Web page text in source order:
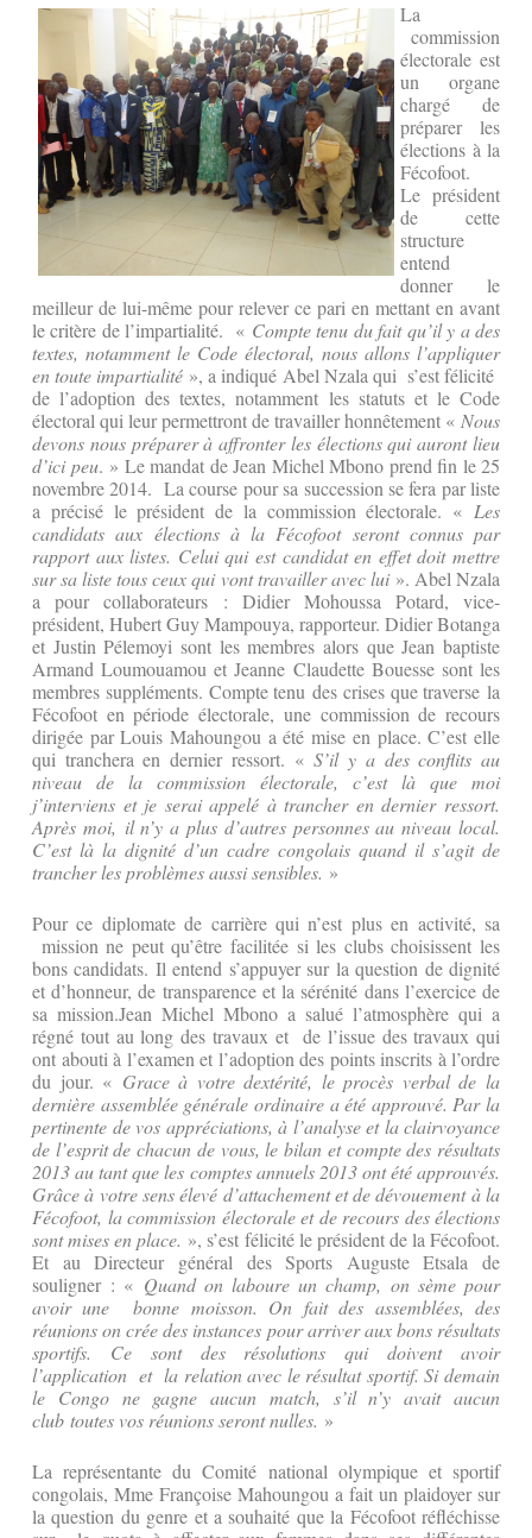
La
commission
électorale est
un organe
chargé de
préparer les
élections à la
Fécofoot.
Le président
de cette
structure
entend
donner le
meilleur de lui-même pour relever ce pari en mettant en avant
le critère de l’impartialité. « Compte tenu du fait qu’il y a des
textes, notamment le Code électoral, nous allons l’appliquer
en toute impartialité », a indiqué Abel Nzala qui s’est félicité
de l’adoption des textes, notamment les statuts et le Code
électoral qui leur permettront de travailler honnêtement « Nous
devons nous préparer à affronter les élections qui auront lieu
d’ici peu. » Le mandat de Jean Michel Mbono prend fin le 25
novembre 2014. La course pour sa succession se fera par liste
a précisé le président de la commission électorale. « Les
candidats aux élections à la Fécofoot seront connus par
rapport aux listes. Celui qui est candidat en effet doit mettre
sur sa liste tous ceux qui vont travailler avec lui ». Abel Nzala
a pour collaborateurs : Didier Mohoussa Potard, vice-
président, Hubert Guy Mampouya, rapporteur. Didier Botanga
et Justin Pélemoyi sont les membres alors que Jean baptiste
Armand Loumouamou et Jeanne Claudette Bouesse sont les
membres suppléments. Compte tenu des crises que traverse la
Fécofoot en période électorale, une commission de recours
dirigée par Louis Mahoungou a été mise en place. C’est elle
qui tranchera en dernier ressort. «S’il y a des conflits au
niveau de la commission électorale, c’est là que moi
j’interviens et je serai appelé à trancher en dernier ressort.
Après moi, il n’y a plus d’autres personnes au niveau local.
C’est là la dignité d’un cadre congolais quand il s’agit de
trancher les problèmes aussi sensibles. »
Pour ce diplomate de carrière qui n’est plus en activité, sa
mission ne peut qu’être facilitée si les clubs choisissent les
bons candidats. Il entend s’appuyer sur la question de dignité
et d’honneur, de transparence et la sérénité dans l’exercice de
sa mission.Jean Michel Mbono a salué l’atmosphère qui a
régné tout au long des travaux et de l’issue des travaux qui
ont abouti à l’examen et l’adoption des points inscrits à l’ordre
du jour. « Grace à votre dextérité, le procès verbal de la
dernière assemblée générale ordinaire a été approuvé. Par la
pertinente de vos appréciations, à l’analyse et la clairvoyance
de l’esprit de chacun de vous, le bilan et compte des résultats
2013 au tant que les comptes annuels 2013 ont été approuvés.
Grâce à votre sens élevé d’attachement et de dévouement à la
Fécofoot, la commission électorale et de recours des élections
sont mises en place. », s’est félicité le président de la Fécofoot.
Et au Directeur général des Sports Auguste Etsala de
souligner : « Quand on laboure un champ, on sème pour
avoir une bonne moisson. On fait des assemblées, des
réunions on crée des instances pour arriver aux bons résultats
sportifs. Ce sont des résolutions qui doivent avoir
l’application et la relation avec le résultat sportif. Si demain
le Congo ne gagne aucun match, s’il n’y avait aucun
club toutes vos réunions seront nulles. »
La représentante du Comité national olympique et sportif
congolais, Mme Françoise Mahoungou a fait un plaidoyer sur
la question du genre et a souhaité que la Fécofoot réfléchisse